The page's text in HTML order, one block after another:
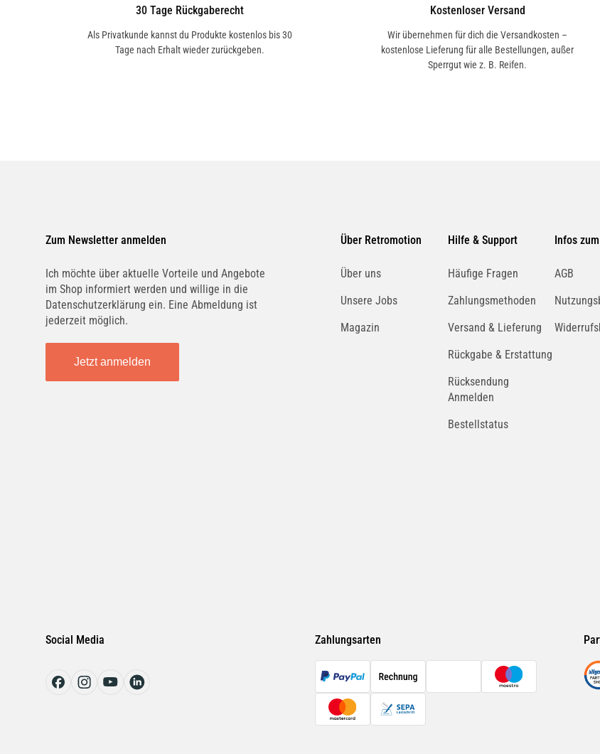
30 Tage Rückgaberecht
Als Privatkunde kannst du Produkte kostenlos bis 30
Tage nach Erhalt wieder zurückgeben.
Kostenloser Versand
Wir übernehmen für dich die Versandkosten –
kostenlose Lieferung für alle Bestellungen, außer
Sperrgut wie z. B. Reifen.
Zum Newsletter anmelden
Ich möchte über aktuelle Vorteile und Angebote
im Shop informiert werden und willige in die
Datenschutzerklärung ein. Eine Abmeldung ist
jederzeit möglich.
Jetzt anmelden
Über Retromotion
Über uns
Unsere Jobs
Magazin
Hilfe & Support
Häufige Fragen
Zahlungsmethoden
Versand & Lieferung
Rückgabe & Erstattung
Rücksendung
Anmelden
Bestellstatus
Infos
AGB
Social Media Zahlungsarten